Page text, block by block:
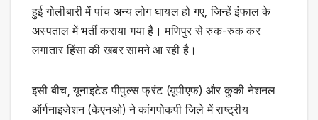
हुई गोलीबारी में पांच अन्य लोग घायल हो गए, जिन्हें इंफाल के
अस्पताल में भर्ती कराया गया है। मणिपुर से रुक-रुक कर
लगातार हिंसा की खबर सामने आ रही है।
इसी बीच, यूनाइटेड पीपुल्स फ्रंट (यूपीएफ) और कुकी नेशनल
ऑर्गनाइजेशन (केएनओ) ने कांगपोकपी जिले में राष्ट्रीय